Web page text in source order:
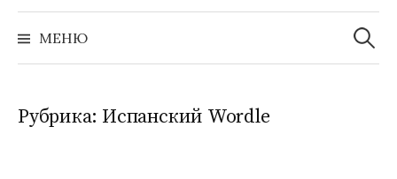
МЕНЮ
Найти:
Рубрика: Испанский Wordle